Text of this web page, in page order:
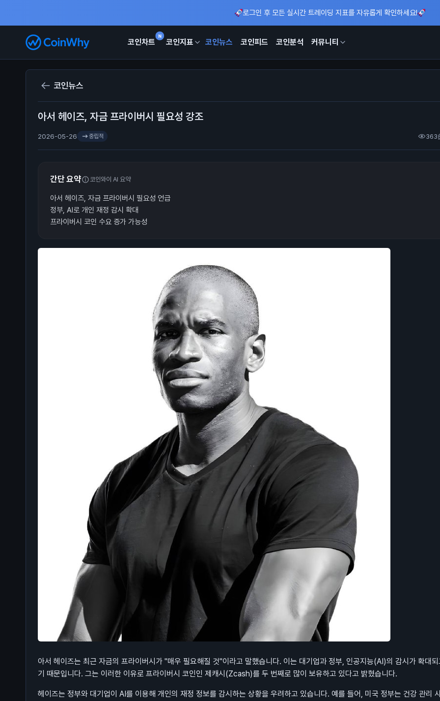
로그인 후 모든 실시간 트레이딩 지표를 자유롭게 확인하세요!
N
코인차트 코인지표 코인뉴스 코인피드 코인분석 커뮤니티
코인뉴스
아서 헤이즈, 자금 프라이버시 필요성 강조
2026-05-26 중립적 363
간단 요약 코인와이 AI 요약
아서 헤이즈, 자금 프라이버시 필요성 언급
정부, AI로 개인 재정 감시 확대
프라이버시 코인 수요 증가 가능성
아서 헤이즈는 최근 자금의 프라이버시가 "매우 필요해질 것"이라고 말했습니다. 이는 대기업과 정부, 인공지능(AI)의 감시가 확대
기 때문입니다. 그는 이러한 이유로 프라이버시 코인인 제캐시(Zcash)를 두 번째로 많이 보유하고 있다고 밝혔습니다.
헤이즈는 정부와 대기업이 AI를 이용해 개인의 재정 정보를 감시하는 상황을 우려하고 있습니다. 예를 들어, 미국 정부는 건강 관리